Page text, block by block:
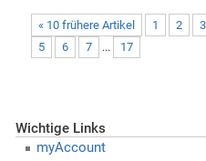
« 10 frühere Artikel 1 2 3
5
6 7 ... 17
Wichtige Links
myAccount